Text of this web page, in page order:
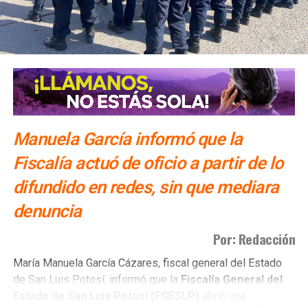
Fenapo 2026
Manuela García informó que la
Fiscalía actuó de oficio a partir de lo
difundido en redes, sin que mediara
denuncia
Por: Redacción
María Manuela García Cázares, fiscal general del Estado
de San Luis Potosí, informó que la Fiscalía General del